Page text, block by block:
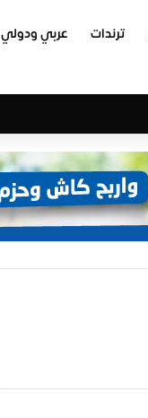
ترندات عربي ودولي